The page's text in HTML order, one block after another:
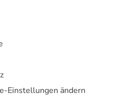
Einstellungen ändern